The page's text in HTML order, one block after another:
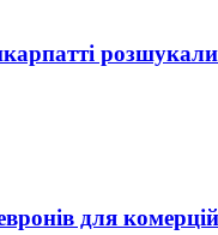
розшукали
для